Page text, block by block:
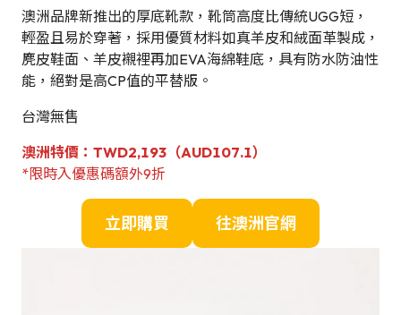
澳洲品牌新推出的厚底靴款，靴筒高度比傳統UGG短，
輕盈且易於穿著，採用優質材料如真羊皮和絨面革製成，
麂皮鞋面、羊皮襯裡再加EVA海綿鞋底，具有防水防油性
能，絕對是高CP值的平替版。
台灣無售
澳洲特價： TWD2,193（AUD107.1）
*限時入優惠碼額外9折
立即購買 往澳洲官網